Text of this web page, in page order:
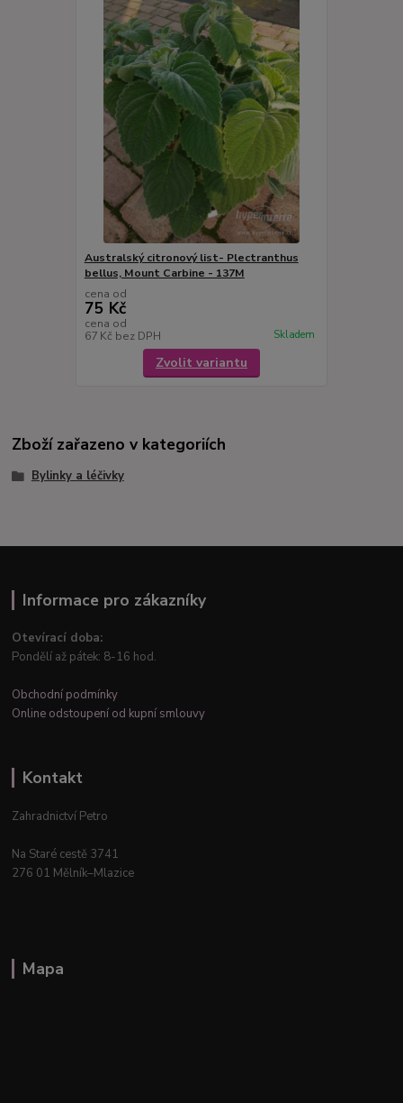
Australský citronový list- Plectranthus
bellus, Mount Carbine - 137M
cena od
75 Kč
cena od
67 Kč bez DPH Skladem
Zvolit variantu
Zboží zařazeno v kategoriích
Bylinky a léčivky
Informace pro zákazníky
Otevírací doba:
Pondělí až pátek: 8-16 hod.
Obchodní podmínky
Online odstoupení od kupní smlouvy
Kontakt
Zahradnictví Petro
Na Staré cestě 3741
276 01 Mělník–Mlazice
Mapa